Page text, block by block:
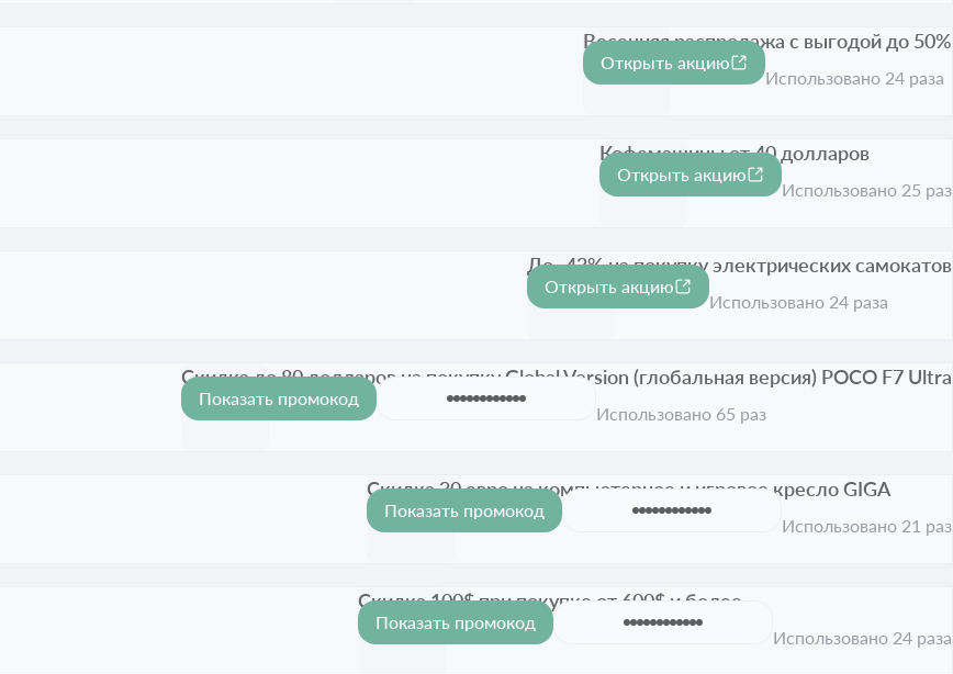
-50%
Весенняя распродажа с выгодой до 50%
Срок акции истёк
Открыть акцию
Использовано 24 раза
Кофемашины от 40 долларов
Срок акции истёк
Открыть акцию
Использовано 25 раз
-43%
До -43% на покупку электрических самокатов
Срок акции истёк
Открыть акцию
Использовано 24 раза
Скидка до 80 долларов на покупку Global Version (глобальная версия) POCO F7 Ultra
Срок акции истёк
Показать промокод
Использовано 65 раз
Скидка 30 евро на компьютерное и игровое кресло GIGA
Срок акции истёк
Показать промокод
Использовано 21 раз
Скидка 100$ при покупке от 600$ и более
Срок акции истёк
Показать промокод
Использовано 24 раза